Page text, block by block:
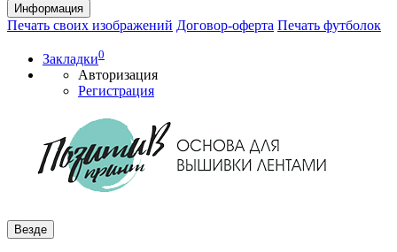
Информация
Печать своих изображений Договор-оферта Печать футболок
Закладки0
Авторизация
Регистрация
Везде